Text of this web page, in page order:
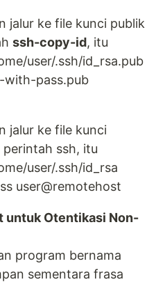
jalur ke file kunci publik
ssh-copy-id, itu
user/.ssh/id_rsa.pub
with-pass.pub
jalur ke file kunci
ssh, itu
user/.ssh/id_rsa
user@remotehost
untuk Otentikasi Non-
program bernama
sementara frasa